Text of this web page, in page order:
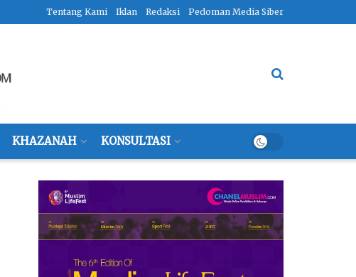
Tentang Kami Iklan Redaksi Pedoman Media Siber
KHAZANAH KONSULTASI